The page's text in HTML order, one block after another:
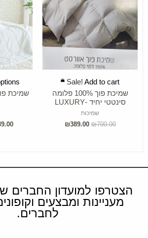
Sale! Add to cart
שמיכת פוך 100% פלומה
סינטטי יחיד -LUXURY
שמיכות
₪700.00
₪389.00
ADD TO CART
הצטרפו למועדון החברים
מעניינות ומבצעים
לחברים.